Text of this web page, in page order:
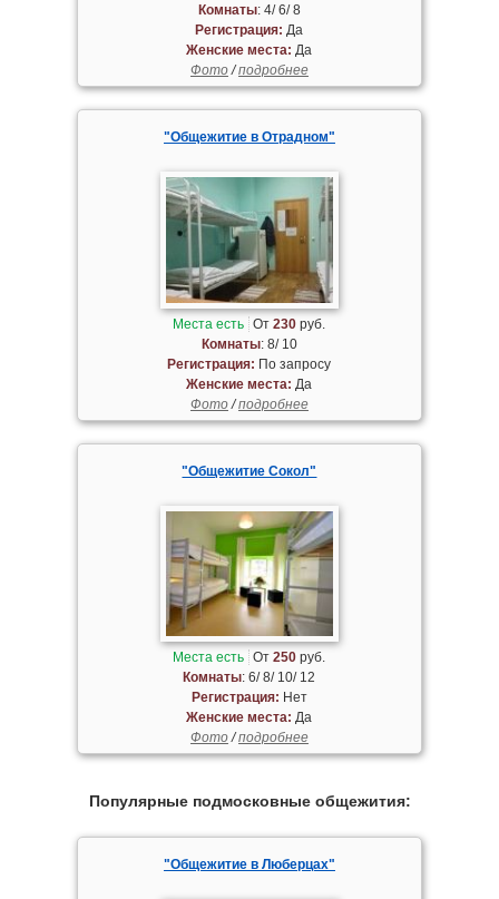
Комнаты: 4/ 6/ 8
Регистрация: Да
Женские места: Да
Фото/подробнее
"Общежитие в Отрадном"
Места есть От230 руб.
Комнаты: 8/ 10
Регистрация: По запросу
Женские места: Да
Фото/подробнее
"Общежитие Сокол"
Места есть От250 руб.
Комнаты: 6/ 8/ 10/ 12
Регистрация: Нет
Женские места: Да
Фото/подробнее
Популярные подмосковные общежития:
"Общежитие в Люберцах"